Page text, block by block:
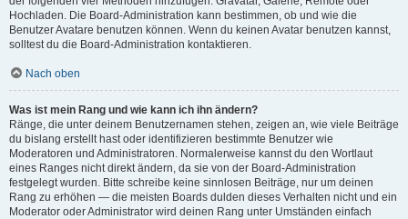
Hochladen. Die Board-Administration kann bestimmen, ob und wie die
Benutzer Avatare benutzen können. Wenn du keinen Avatar benutzen kannst,
solltest du die Board-Administration kontaktieren.
Nach oben
Was ist mein Rang und wie kann ich ihn ändern?
Ränge, die unter deinem Benutzernamen stehen, zeigen an, wie viele Beiträge
du bislang erstellt hast oder identifizieren bestimmte Benutzer wie
Moderatoren und Administratoren. Normalerweise kannst du den Wortlaut
eines Ranges nicht direkt ändern, da sie von der Board-Administration
festgelegt wurden. Bitte schreibe keine sinnlosen Beiträge, nur um deinen
Rang zu erhöhen — die meisten Boards dulden dieses Verhalten nicht und ein
Moderator oder Administrator wird deinen Rang unter Umständen einfach